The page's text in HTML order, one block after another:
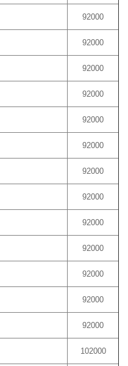
92000
92000
92000
92000
92000
92000
92000
92000
92000
92000
92000
92000
92000
102000